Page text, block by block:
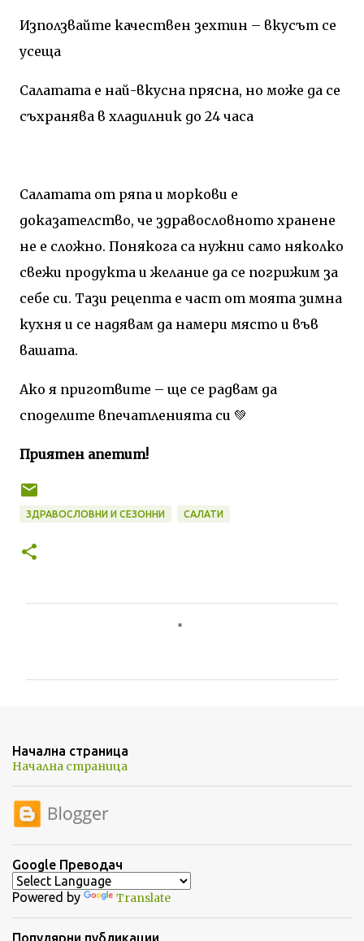
Използвайте качествен зехтин – вкусът се
усеща
Салатата е най-вкусна прясна, но може да се
съхранява в хладилник до 24 часа
Салатата от ряпа и моркови е
доказателство, че здравословното хранене
не е сложно. Понякога са нужни само няколко
свежи продукта и желание да се погрижим за
себе си. Тази рецепта е част от моята зимна
кухня и се надявам да намери място и във
вашата.
Ако я приготвите – ще се радвам да
споделите впечатленията си 💚
Приятен апетит!
ЗДРАВОСЛОВНИ И СЕЗОННИ САЛАТИ
а
р
и
Начална страница
Начална страница
Google Преводач
Powered by Translate
Популярни публикации